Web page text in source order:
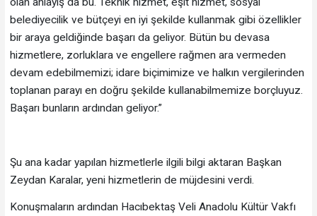
belediyecilik ve bütçeyi en iyi şekilde kullanmak gibi özellikler
bir araya geldiğinde başarı da geliyor. Bütün bu devasa
hizmetlere, zorluklara ve engellere rağmen ara vermeden
devam edebilmemizi; idare biçimimize ve halkın vergilerinden
toplanan parayı en doğru şekilde kullanabilmemize borçluyuz.
Başarı bunların ardından geliyor.”
Şu ana kadar yapılan hizmetlerle ilgili bilgi aktaran Başkan
Zeydan Karalar, yeni hizmetlerin de müjdesini verdi.
Konuşmaların ardından Hacıbektaş Veli Anadolu Kültür Vakfı